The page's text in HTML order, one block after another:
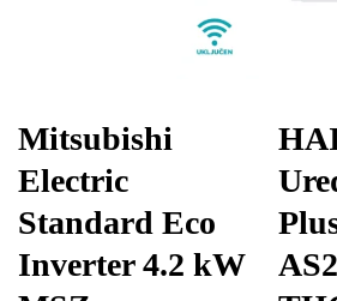
Mitsubishi
Electric
Standard Eco
Inverter 4.2 kW